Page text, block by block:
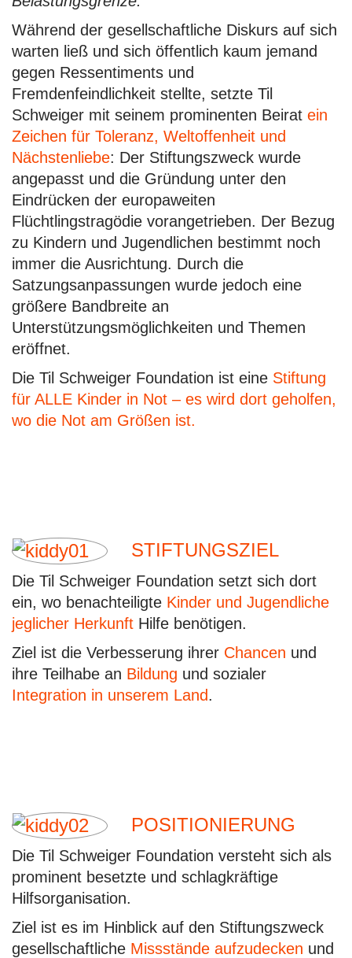
Während der gesellschaftliche Diskurs auf sich
warten ließ und sich öffentlich kaum jemand
gegen Ressentiments und
Fremdenfeindlichkeit stellte, setzte Til
Schweiger mit seinem prominenten Beirat ein
Zeichen für Toleranz, Weltoffenheit und
Nächstenliebe: Der Stiftungszweck wurde
angepasst und die Gründung unter den
Eindrücken der europaweiten
Flüchtlingstragödie vorangetrieben. Der Bezug
zu Kindern und Jugendlichen bestimmt noch
immer die Ausrichtung. Durch die
Satzungsanpassungen wurde jedoch eine
größere Bandbreite an
Unterstützungsmöglichkeiten und Themen
eröffnet.
Die Til Schweiger Foundation ist eine Stiftung
für ALLE Kinder in Not – es wird dort geholfen,
wo die Not am Größen ist.
STIFTUNGSZIEL
Die Til Schweiger Foundation setzt sich dort
ein, wo benachteiligte Kinder und Jugendliche
jeglicher Herkunft Hilfe benötigen.
Ziel ist die Verbesserung ihrer Chancen und
ihre Teilhabe an Bildung und sozialer
Integration in unserem Land.
POSITIONIERUNG
Die Til Schweiger Foundation versteht sich als
prominent besetzte und schlagkräftige
Hilfsorganisation.
Ziel ist es im Hinblick auf den Stiftungszweck
gesellschaftliche Missstände aufzudecken und